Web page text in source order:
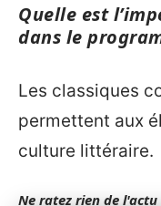
Quelle est
dans le
Les classiques
permettent aux
culture littéraire.
Ne ratez rien de l'actu